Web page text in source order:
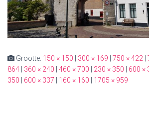
Grootte: 150 × 150 300 × 169 750 × 422
864
360 × 240 460 × 700 230 × 350 600 ×
350
600 × 337 160 × 160 1705 × 959